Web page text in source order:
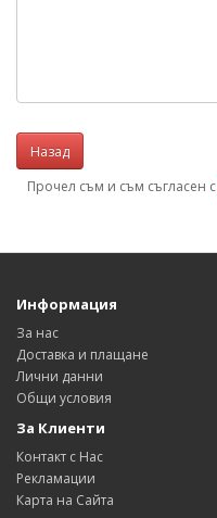
Назад
Прочел съм и съм съгласен с
Информация
За нас
Доставка и плащане
Лични данни
Общи условия
За Клиенти
Контакт с Нас
Рекламации
Карта на Сайта